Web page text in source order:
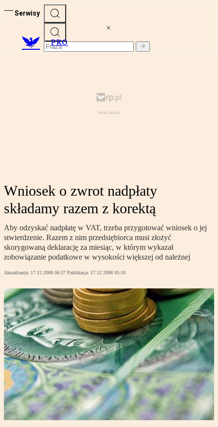
Serwisy
PRO
Wniosek o zwrot nadpłaty
składamy razem z korektą
Aby odzyskać nadpłatę w VAT, trzeba przygotować wniosek o jej
stwierdzenie. Razem z nim przedsiębiorca musi złożyć
skorygowaną deklarację za miesiąc, w którym wykazał
zobowiązanie podatkowe w wysokości większej od należnej
Aktualizacja: 17.12.2008 06:57 Publikacja: 17.12.2008 05:10